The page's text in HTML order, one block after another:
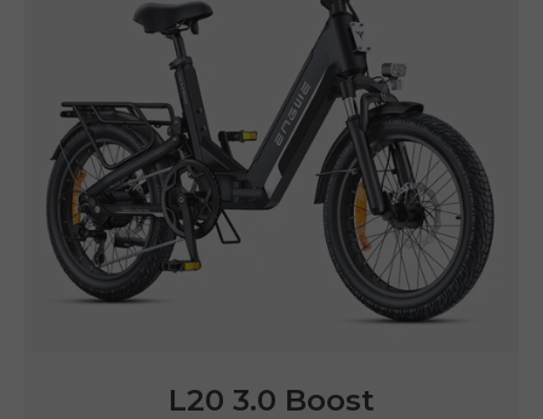
P275 SE